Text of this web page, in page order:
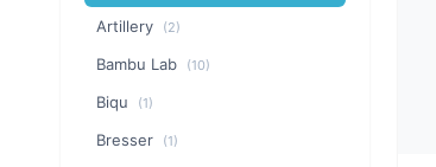
Artillery (2)
Bambu Lab (10)
Biqu (1)
Bresser (1)